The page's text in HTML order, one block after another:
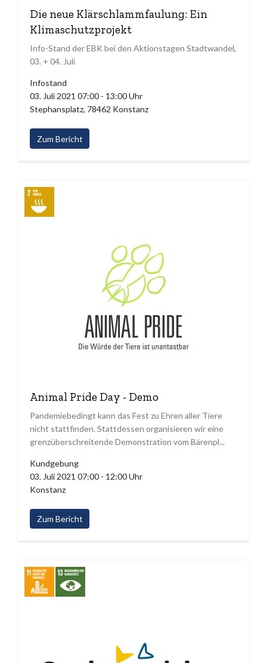
Die neue Klärschlammfaulung: Ein
Klimaschutzprojekt
Info-Stand der EBK bei den Aktionstagen Stadtwandel,
03. + 04. Juli
Infostand
03. Juli 2021 07:00 - 13:00 Uhr
Stephansplatz, 78462 Konstanz
Zum Bericht
Animal Pride Day - Demo
Pandemiebedingt kann das Fest zu Ehren aller Tiere
nicht stattfinden. Stattdessen organisieren wir eine
grenzüberschreitende Demonstration vom Bärenpl...
Kundgebung
03. Juli 2021 07:00 - 12:00 Uhr
Konstanz
Zum Bericht